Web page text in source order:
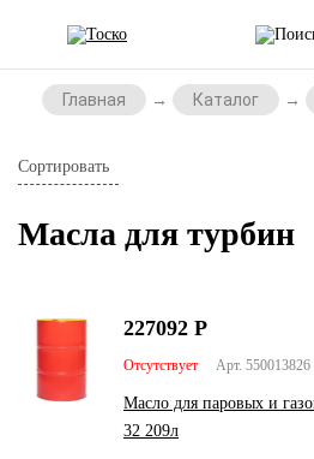
Главная Каталог
Сортировать
Масла для турбин
Арт. 550013826
Отсутствует
Масло для паровых и
32 209л
227092 Р